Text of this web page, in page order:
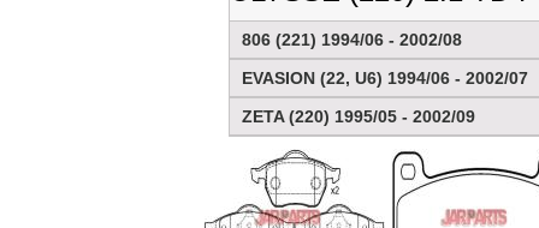
806 (221) 1994/06 - 2002/08
EVASION (22, U6) 1994/06 - 2002/07
ZETA (220) 1995/05 - 2002/09